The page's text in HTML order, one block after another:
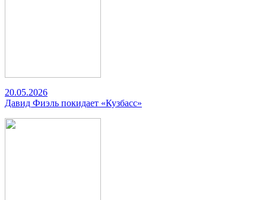
20.05.2026
Давид Фиэль покидает «Кузбасс»